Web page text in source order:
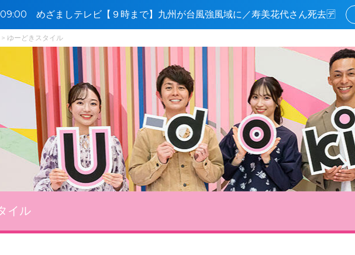
めざましテレビ【９時まで】九州が台風強風域に／寿美花代さん死去🈓
ゆーどきスタイル
イル